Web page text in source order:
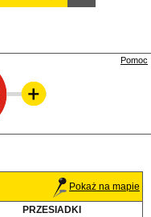
Pomoc
Pokaż na mapie
PRZESIADKI